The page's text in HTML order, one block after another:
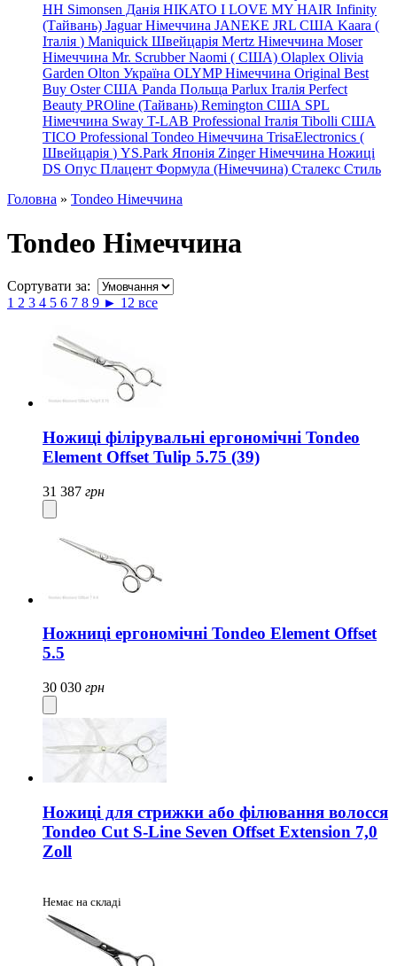
HH Simonsen Данія HIKATO I LOVE MY HAIR Infinity
(Тайвань) Jaguar Німеччина JANEKE JRL США Kaara (
Італія ) Maniquick Швейцарія Mertz Німеччина Moser
Німеччина Mr. Scrubber Naomi ( США) Olaplex Olivia
Garden Olton Україна OLYMP Німеччина Original Best
Buy Oster США Panda Польща Parlux Італія Perfect
Beauty PROline (Тайвань) Remington США SPL
Німеччина Sway T-LAB Professional Італія Tibolli США
TICO Professional Tondeo Німеччина TrisaElectronics (
Швейцарія ) YS.Park Японія Zinger Німеччина Ножиці
DS Опус Плацент Формула (Німеччина) Сталекс Стиль
Головна » Tondeo Німеччина
Tondeo Німеччина
Сортувати за:
1 2 3 4 5 6 7 8 9 ► 12 все
Ножиці філірувальні ергономічні Tondeo
Element Offset Tulip 5.75 (39)
31 387 грн
Ножниці ергономічні Tondeo Element Offset
5.5
30 030 грн
Ножиці для стрижки або філювання волосся
Tondeo Cut S-Line Seven Offset Extension 7,0
Zoll
Немає на складі